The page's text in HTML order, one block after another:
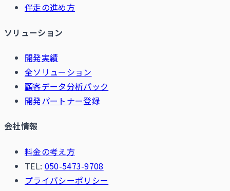
伴走の進め方
ソリューション
開発実績
全ソリューション
顧客データ分析パック
開発パートナー登録
会社情報
料金の考え方
TEL: 050-5473-9708
プライバシーポリシー